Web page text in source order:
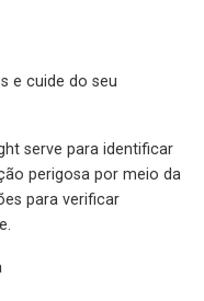
e cuide do seu
serve para identificar
perigosa por meio da
para verificar